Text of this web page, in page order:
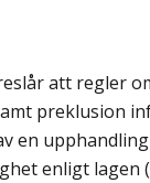
att regler
preklusion
en
enligt lagen